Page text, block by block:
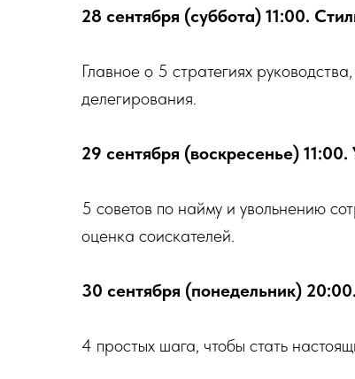
28 сентября (суббота) 11:00.
Главное о 5 стратегиях
делегирования.
29 сентября (воскресенье)
5 советов по найму и увольнению
оценка соискателей.
30 сентября (понедельник)
4 простых шага, чтобы стать